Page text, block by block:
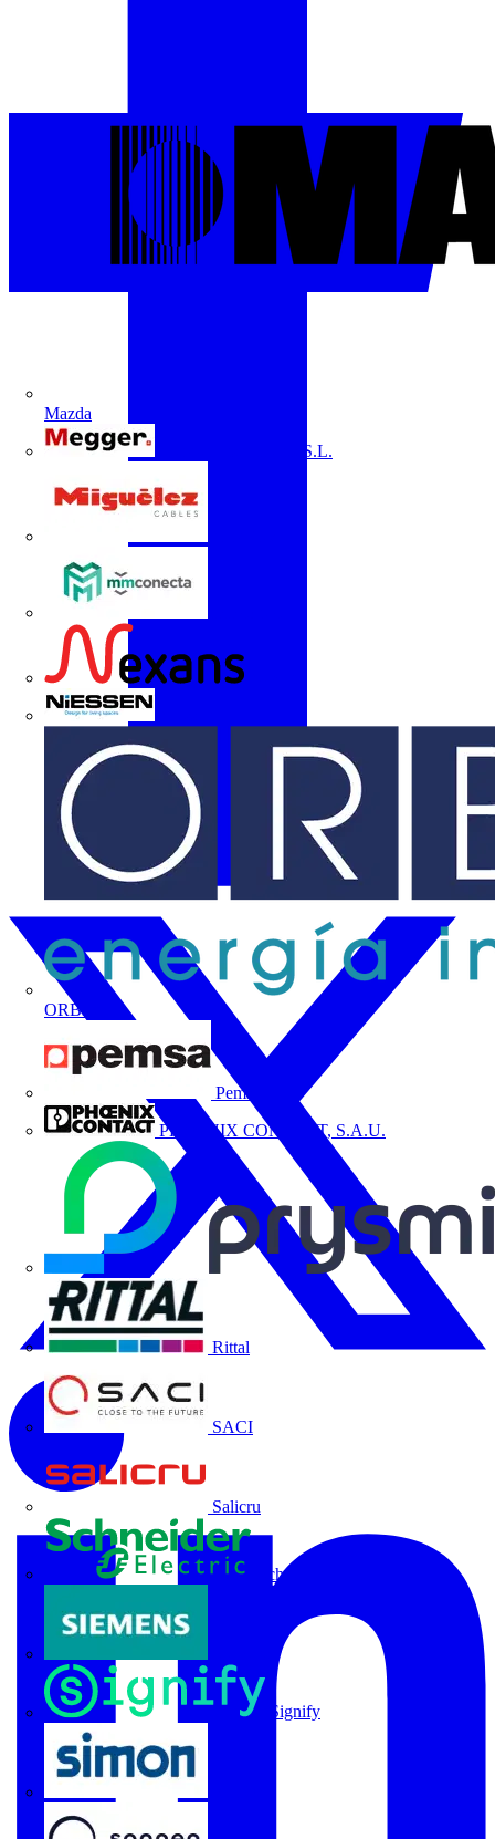
Mazda
Megger Instruments S.L.
ORBIS
Pemsa
PHOENIX CONTACT, S.A.U.
Rittal
SACI
Salicru
Schneider Electric
Signify